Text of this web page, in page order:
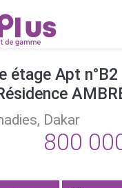
étage Apt
Dakar
800